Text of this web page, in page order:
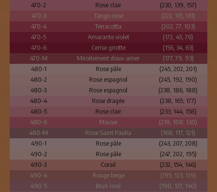
470-2
Rose clair
(230, 139, 157)
470-3
Tango rose
(222, 115, 131)
470-4
Terracotta
(202, 77, 103)
470-5
Amarante violet
(172, 45, 76)
470-6
Cerise griotte
(156, 34, 63)
470-M
Miroitement doux-amer
(177, 79, 93)
480-1
Rose pâle
(245, 202, 201)
480-2
Rose espagnol
(245, 192, 190)
480-3
Rose espagnol
(238, 186, 188)
480-4
Rose dragée
(238, 165, 177)
480-5
Rose clair
(233, 144, 158)
480-6
Mauve
(218, 108, 130)
480-M
Rose Saint Paulia
(168, 117, 121)
490-1
Rose pâle
(243, 207, 208)
490-2
Rose pâle
(247, 202, 195)
490-3
Corail
(232, 154, 146)
490-4
Rouge beige
(195, 123, 119)
490-5
Brun rosé
(190, 127, 140)